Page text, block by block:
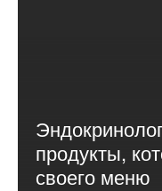
продукты,
своего меню